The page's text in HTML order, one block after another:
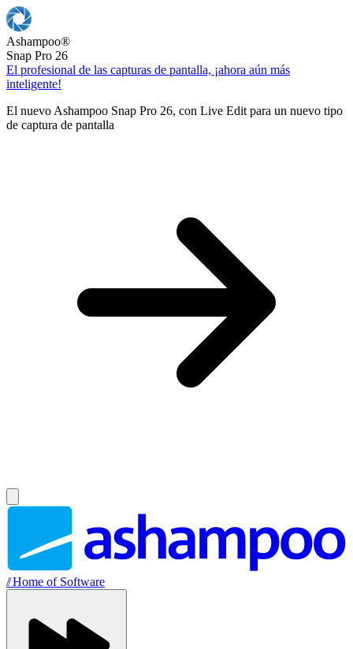
Ashampoo®
Snap Pro 26
El profesional de las capturas de pantalla, ¡ahora aún más
inteligente!
El nuevo Ashampoo Snap Pro 26, con Live Edit para un nuevo tipo
de captura de pantalla
//Home of Software